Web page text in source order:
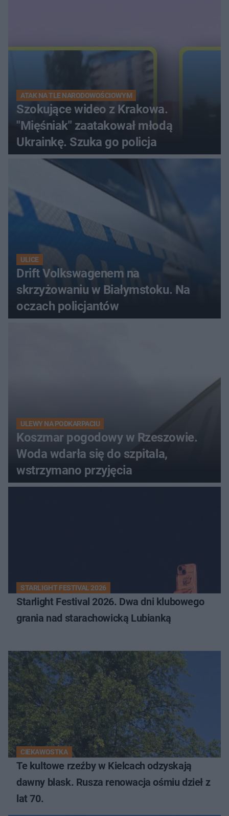
ATAK NA TLE NARODOWOŚCIOWYM
Szokujące wideo z Krakowa.
"Mięśniak" zaatakował młodą
Ukrainkę. Szuka go policja
ULICE
Drift Volkswagenem na
skrzyżowaniu w Białymstoku. Na
oczach policjantów
ULEWY NA PODKARPACIU
Koszmar pogodowy w Rzeszowie.
Woda wdarła się do szpitala,
wstrzymano przyjęcia
STARLIGHT FESTIVAL 2026
Starlight Festival 2026. Dwa dni klubowego
grania nad starachowicką Lubianką
CIEKAWOSTKA
Te kultowe rzeźby w Kielcach odzyskają
dawny blask. Rusza renowacja ośmiu dzieł z
lat 70.